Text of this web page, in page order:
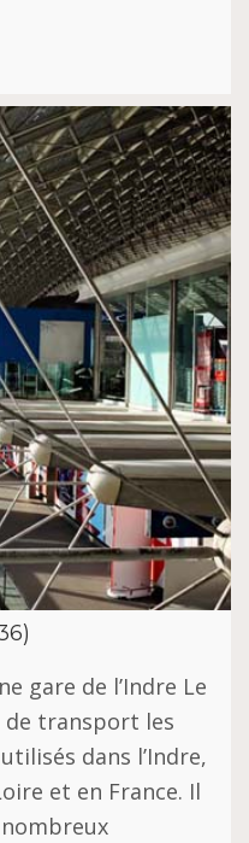
gare de l’Indre Le
de transport les
dans l’Indre,
et en France. Il